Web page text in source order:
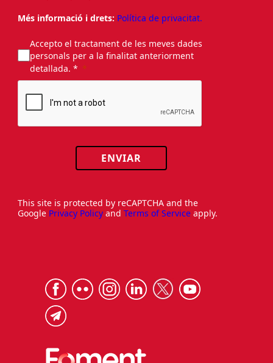
Més informació i drets: Política de privacitat.
Accepto el tractament de les meves dades
personals per a la finalitat anteriorment
detallada. *
ENVIAR
This site is protected by reCAPTCHA and the
Google Privacy Policy and Terms of Service apply.